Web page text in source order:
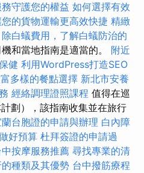
守護您的權益 如何選擇有效
的貨物運輸更高效快捷 精緻
除白蟻費用，了解白蟻防治的
和當地指南是適當的。 附近
健 利用WordPress打造SEO
多樣的餐點選擇 新北市安養
經絡調理證照課程 值得在巡
劃），該指南收集並在旅行
台胞證的申請與辦理 白內障
好預算 杜拜簽證的申請過
中按摩服務推薦 尋找專業的清
種類及其優勢 台中撥筋療程